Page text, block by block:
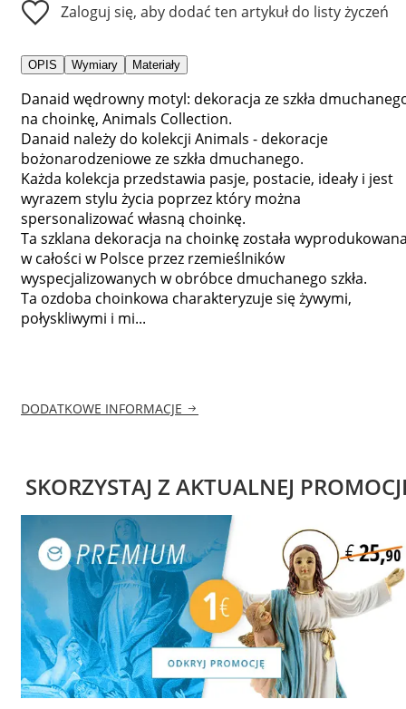
Zaloguj się, aby dodać ten artykuł do listy życzeń
OPIS Wymiary Materiały
Danaid wędrowny motyl: dekoracja ze szkła
na choinkę, Animals Collection.
Danaid należy do kolekcji Animals - dekoracje
bożonarodzeniowe ze szkła dmuchanego.
Każda kolekcja przedstawia pasje, postacie, ideały i jest
wyrazem stylu życia poprzez który można
spersonalizować własną choinkę.
Ta szklana dekoracja na choinkę została
w całości w Polsce przez rzemieślników
wyspecjalizowanych w obróbce dmuchanego szkła.
Ta ozdoba choinkowa charakteryzuje się żywymi,
połyskliwymi i mi...
DODATKOWE INFORMACJE
SKORZYSTAJ Z AKTUALNEJ